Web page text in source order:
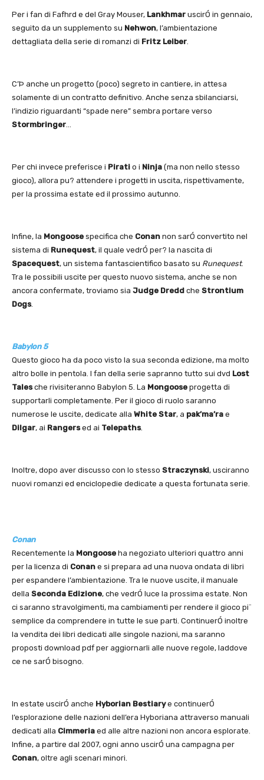
Per i fan di Fafhrd e del Gray Mouser, Lankhmar uscirÓ in gennaio,
seguito da un supplemento su Nehwon, l’ambientazione
dettagliata della serie di romanzi di Fritz Leiber.
C’Þ anche un progetto (poco) segreto in cantiere, in attesa
solamente di un contratto definitivo. Anche senza sbilanciarsi,
l’indizio riguardanti “spade nere” sembra portare verso
Stormbringer…
Per chi invece preferisce i Pirati o i Ninja (ma non nello stesso
gioco), allora pu? attendere i progetti in uscita, rispettivamente,
per la prossima estate ed il prossimo autunno.
Infine, la Mongoose specifica che Conan non sarÓ convertito nel
sistema di Runequest, il quale vedrÓ per? la nascita di
Spacequest, un sistema fantascientifico basato su Runequest.
Tra le possibili uscite per questo nuovo sistema, anche se non
ancora confermate, troviamo sia Judge Dredd che Strontium
Dogs.
Babylon 5
Questo gioco ha da poco visto la sua seconda edizione, ma molto
altro bolle in pentola. I fan della serie sapranno tutto sui dvd Lost
Talesche rivisiteranno Babylon 5. La Mongoose progetta di
supportarli completamente. Per il gioco di ruolo saranno
numerose le uscite, dedicate alla White Star, a pak’ma’ra e
Dilgar, ai Rangersed ai Telepaths.
Inoltre, dopo aver discusso con lo stesso Straczynski, usciranno
nuovi romanzi ed enciclopedie dedicate a questa fortunata serie.
Conan
Recentemente la Mongoose ha negoziato ulteriori quattro anni
per la licenza di Conan e si prepara ad una nuova ondata di libri
per espandere l’ambientazione. Tra le nuove uscite, il manuale
della Seconda Edizione, che vedrÓ luce la prossima estate. Non
ci saranno stravolgimenti, ma cambiamenti per rendere il gioco pi¨
semplice da comprendere in tutte le sue parti. ContinuerÓ inoltre
la vendita dei libri dedicati alle singole nazioni, ma saranno
proposti download pdf per aggiornarli alle nuove regole, laddove
ce ne sarÓ bisogno.
In estate uscirÓ anche Hyborian Bestiarye continuerÓ
l’esplorazione delle nazioni dell’era Hyboriana attraverso manuali
dedicati alla Cimmeria ed alle altre nazioni non ancora esplorate.
Infine, a partire dal 2007, ogni anno uscirÓ una campagna per
Conan, oltre agli scenari minori.